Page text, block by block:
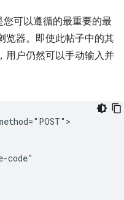
您可以遵循的最重要的最
览器。即使此帖子中的其
用户仍然可以手动输入并
code"